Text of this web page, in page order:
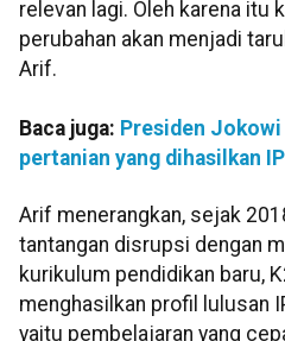
relevan lagi. Oleh karena itu
perubahan akan menjadi
Arif.
Baca juga: Presiden
pertanian yang dihasilkan
Arif menerangkan, sejak
tantangan disrupsi dengan
kurikulum pendidikan baru,
menghasilkan profil lulusan
yaitu pembelajaran yang